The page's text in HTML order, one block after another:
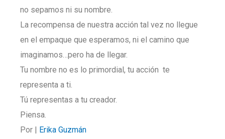
no sepamos ni su nombre.
La recompensa de nuestra acción tal vez no llegue
en el empaque que esperamos, ni el camino que
imaginamos…pero ha de llegar.
Tu nombre no es lo primordial, tu acción te
representa a ti.
Tú representas a tu creador.
Piensa.
Por | Erika Guzmán